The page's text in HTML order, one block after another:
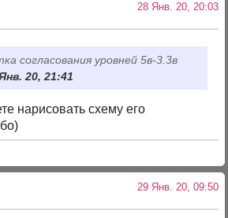
28 Янв. 20, 20:03
согласования уровней 5в-3.3в
20, 21:41
нарисовать схему его
29 Янв. 20, 09:50